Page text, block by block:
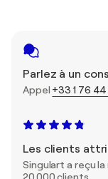
Parlez à un
Appel +33 1 76
Les clients
Singulart a reçu